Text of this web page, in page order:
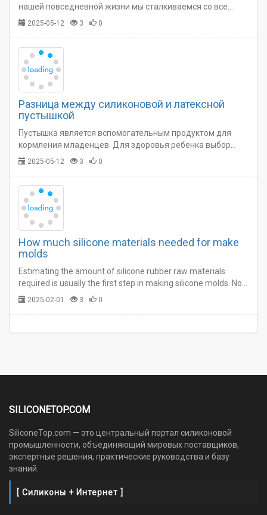
нашей повседневной жизни мы сталкиваемся со все
большим количеством силиконовых изделий. Все мы
2025-05-12 3 0
Разница между силиконовой и латексной
пустышкой
Пустышка является вспомогательным продуктом для
кормления младенцев. Для здоровья ребенка выбор
пустышки очень важен. В настоящее время на рынке
2025-05-12 3 0
How much silicone materials needed for make
molds
Estimating the amount of silicone rubber raw materials
required is usually the first step in making silicone molds. Not
having enough material or having too much left over is not
2025-02-01 3 0
SILICONETOP.COM
SiliconeTop.com — это центральный портал силиконовой
промышленности, объединяющий мировых поставщиков,
экспертные решения, практические руководства и базу
знаний.
[ Силиконы + Интернет ]